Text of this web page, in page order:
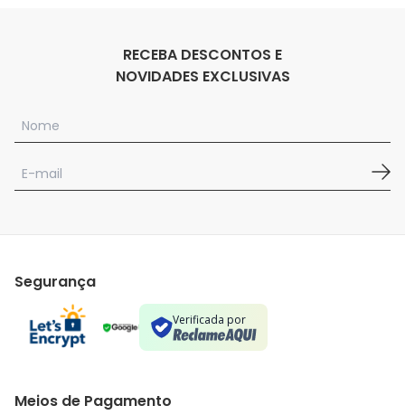
RECEBA DESCONTOS E
NOVIDADES EXCLUSIVAS
Segurança
Verificada por
Meios de Pagamento